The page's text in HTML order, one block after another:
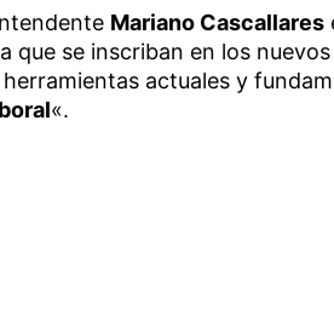
Mariano Cascallares
que se inscriban en los
actuales y
«.